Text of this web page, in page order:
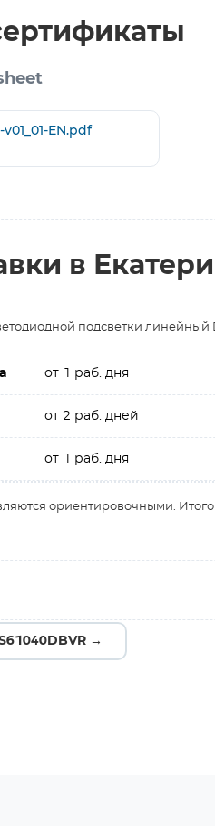
EN.pdf
в
подсветки линейный
от 1 раб. дня
от 2 раб. дней
от 1 раб. дня
ориентировочными.
→